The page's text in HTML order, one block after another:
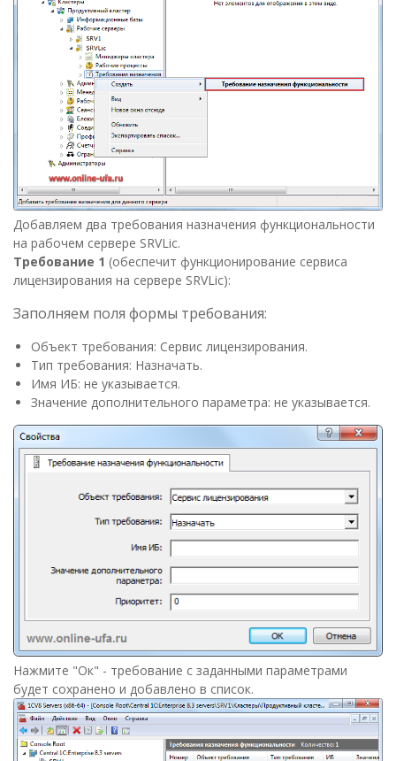
Добавляем два требования назначения функциональности
на рабочем сервере SRVLic.
Требование 1 (обеспечит функционирование сервиса
лицензирования на сервере SRVLic):
Заполняем поля формы требования:
Объект требования: Сервис лицензирования.
Тип требования: Назначать.
Имя ИБ: не указывается.
Значение дополнительного параметра: не указывается.
Нажмите "Ок" - требование с заданными параметрами
будет сохранено и добавлено в список.